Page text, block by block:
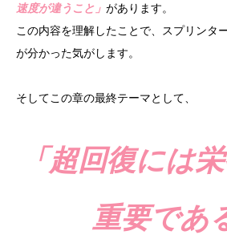
速度が違うこと」 があります。
この内容を理解したことで、スプリンタ
が分かった気がします。
そしてこの章の最終テーマとして、
「超回復には
重要であ